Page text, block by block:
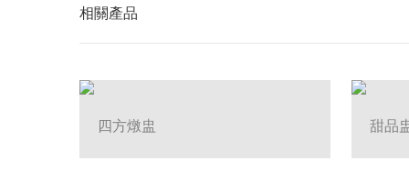
相關產品
四方燉盅 甜品